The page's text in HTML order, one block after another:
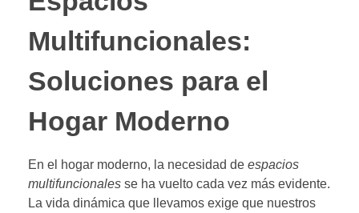
Multifuncionales:
Soluciones para el
Hogar Moderno
En el hogar moderno, la necesidad de espacios
multifuncionales se ha vuelto cada vez más evidente.
La vida dinámica que llevamos exige que nuestros